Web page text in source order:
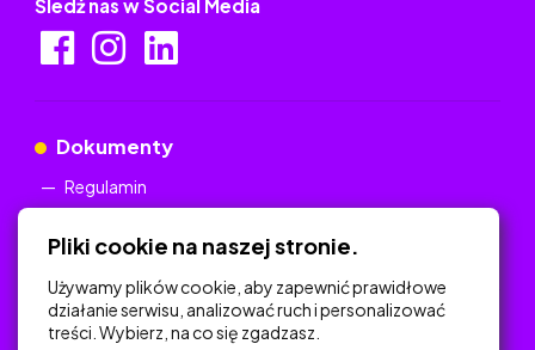
Śledź nas w Social Media
Dokumenty
Regulamin
Na skróty
Pliki cookie na naszej stronie.
Używamy plików cookie, aby zapewnić prawidłowe
działanie serwisu, analizować ruch i personalizować
treści. Wybierz, na co się zgadzasz.